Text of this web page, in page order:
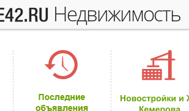
недвижимость